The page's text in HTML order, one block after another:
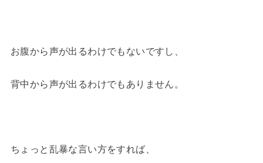
お腹から声が出るわけでもないですし、
背中から声が出るわけでもありません。
ちょっと乱暴な言い方をすれば、